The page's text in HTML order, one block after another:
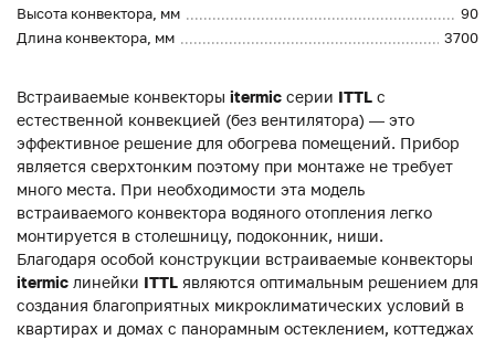
Высота конвектора, мм
90
Длина конвектора, мм
3700
Встраиваемые конвекторы itermic серии ITTL с
естественной конвекцией (без вентилятора) — это
эффективное решение для обогрева помещений. Прибор
является сверхтонким поэтому при монтаже не требует
много места. При необходимости эта модель
встраиваемого конвектора водяного отопления легко
монтируется в столешницу, подоконник, ниши.
Благодаря особой конструкции встраиваемые конвекторы
itermic линейки ITTL являются оптимальным решением для
создания благоприятных микроклиматических условий в
квартирах и домах с панорамным остеклением, коттеджах